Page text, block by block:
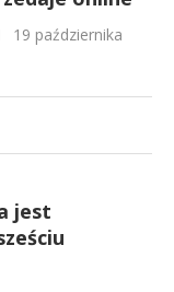
19 października
jest